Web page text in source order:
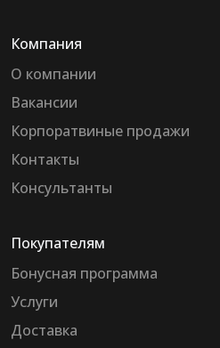
Компания
О компании
Вакансии
Корпоратвиные продажи
Контакты
Консультанты
Покупателям
Бонусная программа
Услуги
Доставка